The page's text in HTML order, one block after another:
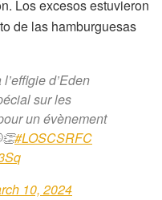
Los excesos estuvieron
de las hamburguesas
d’Eden
sur les
un évènement
#LOSCSRFC
10, 2024